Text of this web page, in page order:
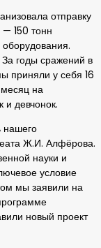
отправку
— 150 тонн
За годы сражений в
приняли у себя 16
на
девчонок.
нашего
Ж.И. Алфёрова.
науки и
условие
мы заявили на
новый проект